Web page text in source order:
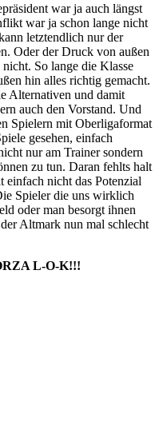
war ja auch längst
war ja schon lange nicht
letztendlich nur der
Oder der Druck von außen
So lange die Klasse
hin alles richtig gemacht.
Alternativen und damit
auch den Vorstand. Und
Spielern mit Oberligaformat
gesehen, einfach
nur am Trainer sondern
zu tun. Daran fehlts halt
einfach nicht das Potenzial
Spieler die uns wirklich
oder man besorgt ihnen
Altmark nun mal schlecht
L-O-K!!!